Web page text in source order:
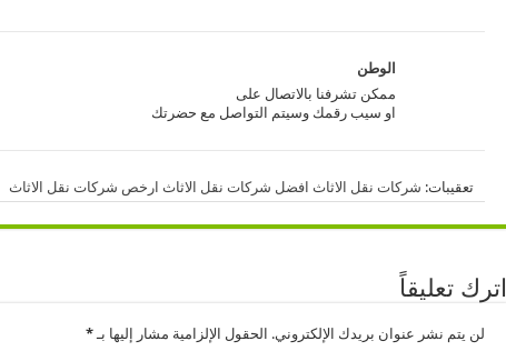
الوطن
ممكن تشرفنا بالاتصال على
او سيب رقمك وسيتم التواصل مع حضرتك
تعقيبات: شركات نقل الاثاث افضل شركات نقل الاثاث ارخص شركات نقل الاثاث
اترك تعليقاً
لن يتم نشر عنوان بريدك الإلكتروني. الحقول الإلزامية مشار إليها بـ*